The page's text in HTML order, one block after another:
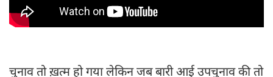
चुनाव तो ख़त्म हो गया लेकिन जब बारी आई उपचुनाव की तो